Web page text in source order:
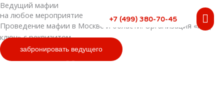
Перейти
к
содержимому
+7 (499) 380-70-45
Ведущий мафии
на любое мероприятие
Проведение мафии в Москве и области. Организация «под
ключ» с реквизитом
забронировать ведущего
Ближайшая игра для